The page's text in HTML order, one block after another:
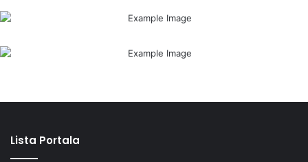
Lista Portala